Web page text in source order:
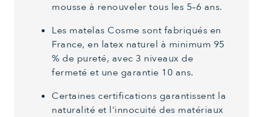
mousse à renouveler tous les 5–6 ans.
Les matelas Cosme sont fabriqués en
France, en latex naturel à minimum 95
% de pureté, avec 3 niveaux de
fermeté et une garantie 10 ans.
Certaines certifications garantissent la
naturalité et l'innocuité des matériaux